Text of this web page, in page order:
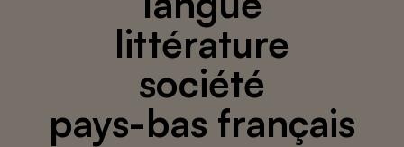
littérature
société
pays-bas français